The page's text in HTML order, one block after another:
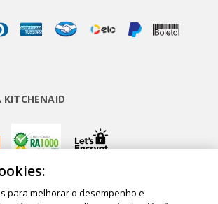
KITCHENAID
para melhorar o desempenho e